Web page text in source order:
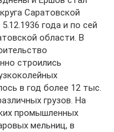
Саратовской
года и по сей
области. В
строились
в год более 12 тыс.
грузов. На
промышленных
мельниц, в